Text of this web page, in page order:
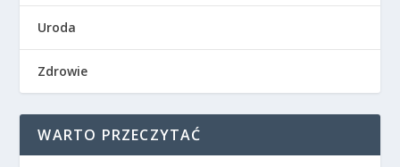
Uroda
Zdrowie
WARTO PRZECZYTAĆ